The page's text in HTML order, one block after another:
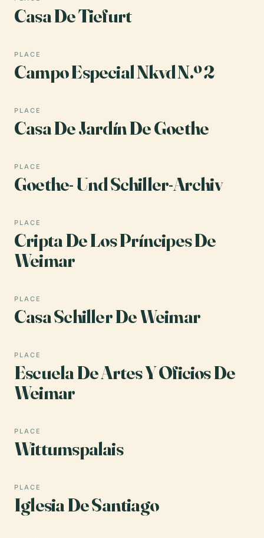
Casa De Tiefurt
PLACE
Campo Especial Nkvd N.º 2
PLACE
Casa De Jardín De Goethe
PLACE
Goethe- Und Schiller-Archiv
PLACE
Cripta De Los Príncipes De
Weimar
PLACE
Casa Schiller De Weimar
PLACE
Escuela De Artes Y Oficios De
Weimar
PLACE
Wittumspalais
PLACE
Iglesia De Santiago